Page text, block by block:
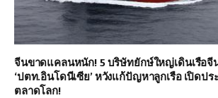
จีนขาดแคลนหนัก! 5 บริษัทยักษ์ใหญ่เดินเรือจี
‘ปตท.อินโดนีเซีย’ หวังแก้ปัญหาลูกเรือ เปิดป
ตลาดโลก!